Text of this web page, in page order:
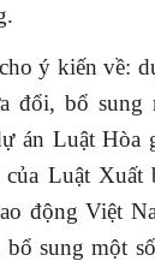
ý kiến về:
đổi, bổ sung
án Luật Hòa
Luật Xuất
động Việt
sung một